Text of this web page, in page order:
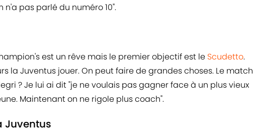
n'a pas parlé du numéro 10".
est un rêve mais le premier objectif est le Scudetto.
la Juventus jouer. On peut faire de grandes choses. Le match
? Je lui ai dit "je ne voulais pas gagner face à un plus vieux
Maintenant on ne rigole plus coach".
Juventus